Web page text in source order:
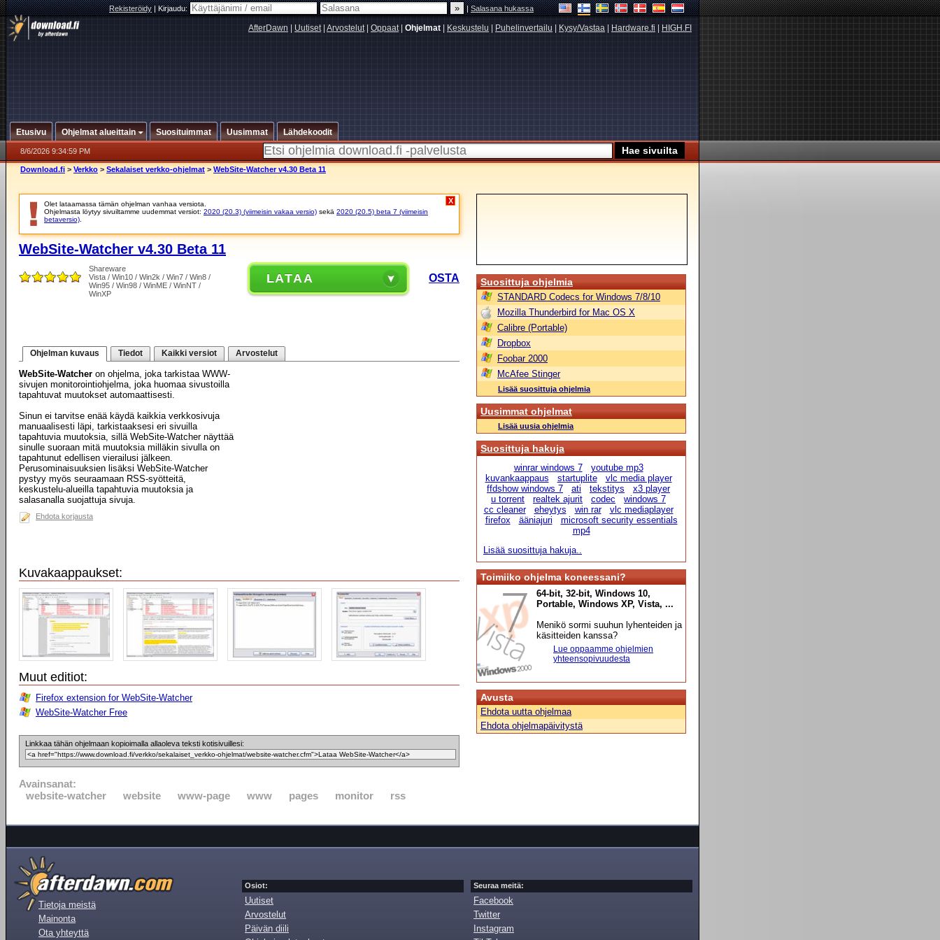
Rekisteröidy|Kirjaudu: |Salasana hukassa
AfterDawn Uutiset| Arvostelut| Oppaat| Ohjelmat Keskustelu Puhelinvertailu Kysy/Vastaa Hardware.fi HIGH.FI
Etusivu Ohjelmat alueittain Suosituimmat Uusimmat Lähdekoodit
8/6/2026 9:34:59 PM
Download.fi > Verkko > Sekalaiset verkko-ohjelmat > WebSite-Watcher v4.30 Beta 11
Olet lataamassa tämän ohjelman vanhaa versiota.
Ohjelmasta löytyy sivuiltamme uudemmat versiot: 2020 (20.3) (viimeisin vakaa versio) sekä 2020 (20.5) beta 7 (viimeisin
betaversio)
X
WebSite-Watcher v4.30 Beta 11
Shareware
Vista / Win10 / Win2k / Win7 / Win8 /
Win95 / Win98 / WinME / WinNT /
WinXP
LATAA OSTA
Ohjelman kuvaus Tiedot Kaikki versiot Arvostelut
WebSite-Watcher on ohjelma, joka tarkistaa WWW-
sivujen monitorointiohjelma, joka huomaa sivustoilla
tapahtuvat muutokset automaattisesti.
Sinun ei tarvitse enää käydä kaikkia verkkosivuja
manuaalisesti läpi, tarkistaaksesi eri sivuilla
tapahtuvia muutoksia, sillä WebSite-Watcher näyttää
sinulle suoraan mitä muutoksia milläkin sivulla on
tapahtunut edellisen vierailusi jälkeen.
Perusominaisuuksien lisäksi WebSite-Watcher
pystyy myös seuraamaan RSS-syötteitä,
keskustelu-alueilla tapahtuvia muutoksia ja
salasanalla suojattuja sivuja.
Ehdota korjausta
Kuvakaappaukset:
Muut editiot:
Firefox extension for WebSite-Watcher
WebSite-Watcher Free
Linkkaa tähän ohjelmaan kopioimalla allaoleva teksti kotisivuillesi:
Avainsanat:
website-watcher
website www-page www pages monitor rss
Suosittuja ohjelmia
STANDARD Codecs for Windows 7/8/10
Mozilla Thunderbird for Mac OS X
Calibre (Portable)
Dropbox
Foobar 2000
McAfee Stinger
Lisää suosittuja ohjelmia
Uusimmat ohjelmat
Lisää uusia ohjelmia
Suosittuja hakuja
winrar windows 7
youtube mp3
kuvankaappaus
startuplite
vlc media player
ffdshow windows 7
ati tekstitys
x3 player
u torrent
realtek ajurit codec
windows 7
cc cleaner
eheytys win rar
vlc mediaplayer
firefox
ääniajuri
microsoft security essentials
mp4
Lisää suosittuja hakuja..
Toimiiko ohjelma koneessani?
64-bit, 32-bit, Windows 10,
Portable, Windows XP, Vista, ...
Menikö sormi suuhun lyhenteiden ja
käsitteiden kanssa?
Lue oppaamme ohjelmien
yhteensopivuudesta
Avusta
Ehdota uutta ohjelmaa
Ehdota ohjelmapäivitystä
Tietoja meistä
Mainonta
Ota yhteyttä
Osiot:
Uutiset
Arvostelut
Päivän diili
Seuraa meitä:
Facebook
Twitter
Instagram